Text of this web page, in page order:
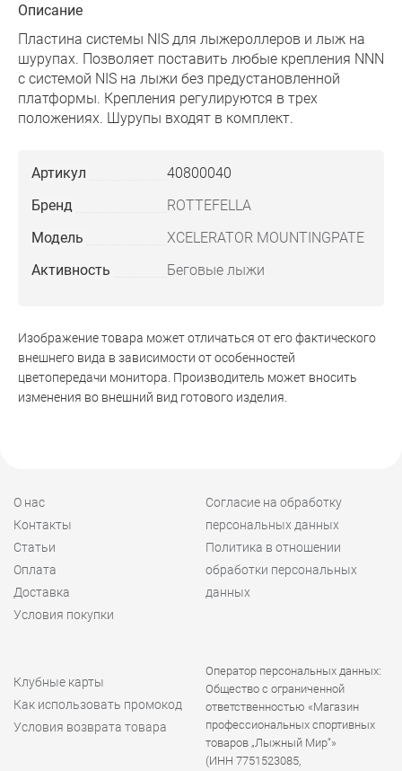
Описание
Пластина системы NIS для лыжероллеров и лыж на
шурупах. Позволяет поставить любые крепления NNN
с системой NIS на лыжи без предустановленной
платформы. Крепления регулируются в трех
положениях. Шурупы входят в комплект.
Артикул
40800040
Бренд
ROTTEFELLA
Модель
XCELERATOR MOUNTINGPATE
Активность
Беговые лыжи
Изображение товара может отличаться от его фактического
внешнего вида в зависимости от особенностей
цветопередачи монитора. Производитель может вносить
изменения во внешний вид готового изделия.
О нас
Контакты
Статьи
Оплата
Доставка
Условия покупки
Согласие на обработку
персональных данных
Политика в отношении
обработки персональных
данных
Клубные карты
Как использовать промокод
Условия возврата товара
Оператор персональных данных:
Общество с ограниченной
ответственностью «Магазин
профессиональных спортивных
товаров „Лыжный Мир“»
(ИНН 7751523085,